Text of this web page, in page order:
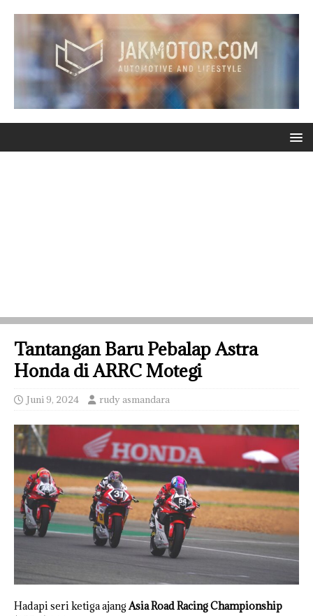
Tantangan Baru Pebalap Astra
Honda di ARRC Motegi
Juni 9, 2024 rudy asmandara
Hadapi seri ketiga ajangAsia Road Racing Championship